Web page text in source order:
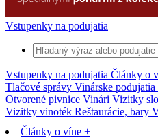
Vstupenky na podujatia
Vstupenky na podujatia Články o
Tlačové správy Vinárske podujatia
Otvorené pivnice Vinári Vizitky
Vizitky vinoték Reštaurácie, bary
Články o víne +